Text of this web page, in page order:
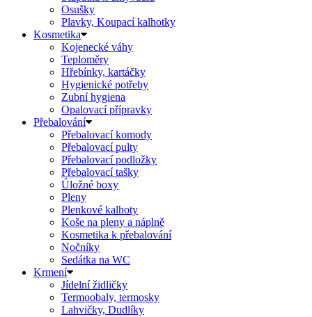
Osušky
Plavky, Koupací kalhotky
Kosmetika
Kojenecké váhy
Teploměry
Hřebínky, kartáčky
Hygienické potřeby
Zubní hygiena
Opalovací přípravky
Přebalování
Přebalovací komody
Přebalovací pulty
Přebalovací podložky
Přebalovací tašky
Úložné boxy
Pleny
Plenkové kalhoty
Koše na pleny a náplně
Kosmetika k přebalování
Nočníky
Sedátka na WC
Krmení
Jídelní židličky
Termoobaly, termosky
Lahvičky, Dudlíky